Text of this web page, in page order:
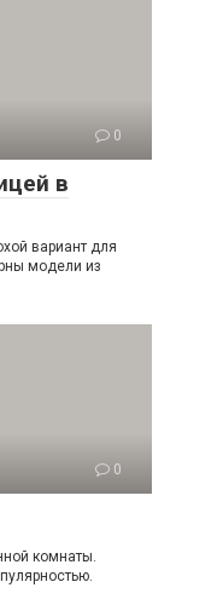
0
в
вариант для
модели из
0
комнаты.